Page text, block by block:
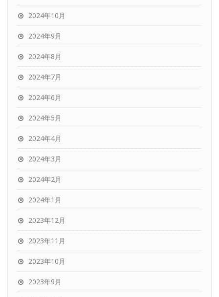
2024年10月
2024年9月
2024年8月
2024年7月
2024年6月
2024年5月
2024年4月
2024年3月
2024年2月
2024年1月
2023年12月
2023年11月
2023年10月
2023年9月